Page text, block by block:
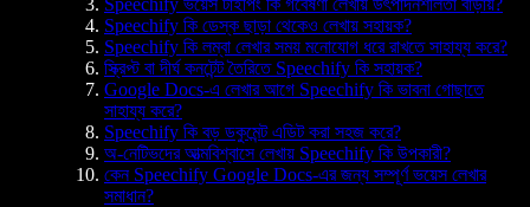
Speechify কি ডেস্ক ছাড়া থেকেও লেখায় সহায়ক?
Speechify কি লম্বা লেখার সময় মনোযোগ ধরে রাখতে সাহায্য করে?
স্ক্রিপ্ট বা দীর্ঘ কনটেন্ট তৈরিতে Speechify কি সহায়ক?
Google Docs-এ লেখার আগে Speechify কি ভাবনা গোছাতে
সাহায্য করে?
Speechify কি বড় ডকুমেন্ট এডিট করা সহজ করে?
অ-নেটিভদের আত্মবিশ্বাসে লেখায় Speechify কি উপকারী?
কেন Speechify Google Docs-এর জন্য সম্পূর্ণ ভয়েস লেখার
সমাধান?